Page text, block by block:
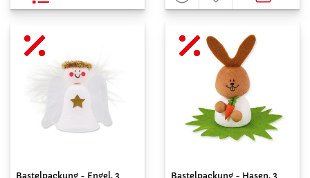
Bastelpackung - Engel, 3
Bastelpackung - Hasen, 3